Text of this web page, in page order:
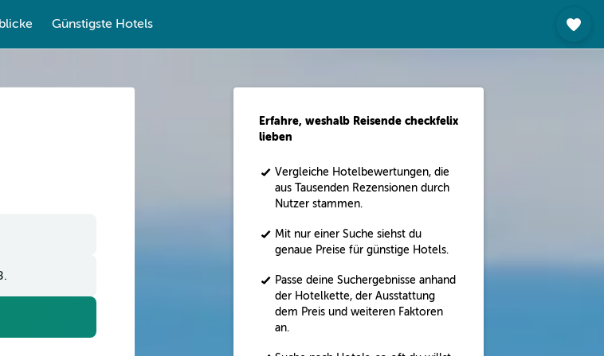
Günstigste Hotels
Erfahre, weshalb Reisende checkfelix
lieben
Vergleiche Hotelbewertungen, die
aus Tausenden Rezensionen durch
Nutzer stammen.
Mit nur einer Suche siehst du
genaue Preise für günstige Hotels.
Passe deine Suchergebnisse anhand
der Hotelkette, der Ausstattung
dem Preis und weiteren Faktoren
an.